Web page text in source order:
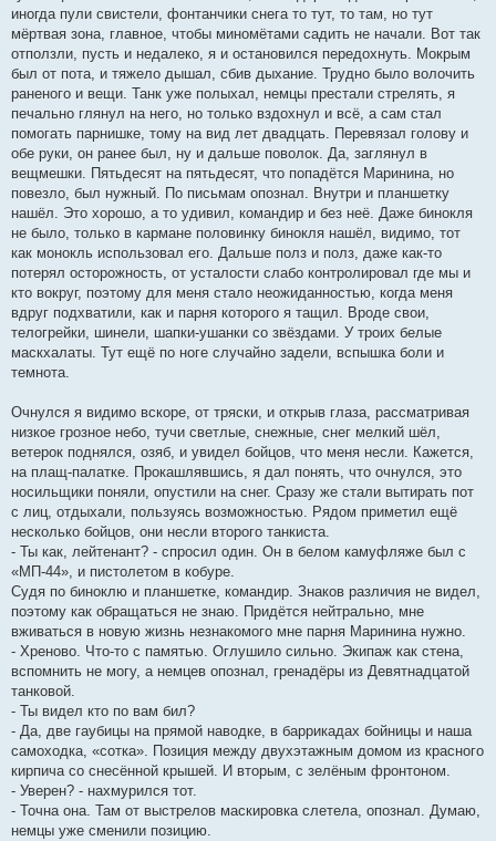
иногда пули свистели, фонтанчики снега то тут, то там, но тут
мёртвая зона, главное, чтобы миномётами садить не начали. Вот так
отползли, пусть и недалеко, я и остановился передохнуть. Мокрым
был от пота, и тяжело дышал, сбив дыхание. Трудно было волочить
раненого и вещи. Танк уже полыхал, немцы престали стрелять, я
печально глянул на него, но только вздохнул и всё, а сам стал
помогать парнишке, тому на вид лет двадцать. Перевязал голову и
обе руки, он ранее был, ну и дальше поволок. Да, заглянул в
вещмешки. Пятьдесят на пятьдесят, что попадётся Маринина, но
повезло, был нужный. По письмам опознал. Внутри и планшетку
нашёл. Это хорошо, а то удивил, командир и без неё. Даже бинокля
не было, только в кармане половинку бинокля нашёл, видимо, тот
как монокль использовал его. Дальше полз и полз, даже как-то
потерял осторожность, от усталости слабо контролировал где мы и
кто вокруг, поэтому для меня стало неожиданностью, когда меня
вдруг подхватили, как и парня которого я тащил. Вроде свои,
телогрейки, шинели, шапки-ушанки со звёздами. У троих белые
маскхалаты. Тут ещё по ноге случайно задели, вспышка боли и
темнота.
Очнулся я видимо вскоре, от тряски, и открыв глаза, рассматривая
низкое грозное небо, тучи светлые, снежные, снег мелкий шёл,
ветерок поднялся, озяб, и увидел бойцов, что меня несли. Кажется,
на плащ-палатке. Прокашлявшись, я дал понять, что очнулся, это
носильщики поняли, опустили на снег. Сразу же стали вытирать пот
с лиц, отдыхали, пользуясь возможностью. Рядом приметил ещё
несколько бойцов, они несли второго танкиста.
- Ты как, лейтенант? - спросил один. Он в белом камуфляже был с
«МП-44», и пистолетом в кобуре.
Судя по биноклю и планшетке, командир. Знаков различия не видел,
поэтому как обращаться не знаю. Придётся нейтрально, мне
вживаться в новую жизнь незнакомого мне парня Маринина нужно.
- Хреново. Что-то с памятью. Оглушило сильно. Экипаж как стена,
вспомнить не могу, а немцев опознал, гренадёры из Девятнадцатой
танковой.
- Ты видел кто по вам бил?
- Да, две гаубицы на прямой наводке, в баррикадах бойницы и наша
самоходка, «сотка». Позиция между двухэтажным домом из красного
кирпича со снесённой крышей. И вторым, с зелёным фронтоном.
- Уверен? - нахмурился тот.
- Точна она. Там от выстрелов маскировка слетела, опознал. Думаю,
немцы уже сменили позицию.